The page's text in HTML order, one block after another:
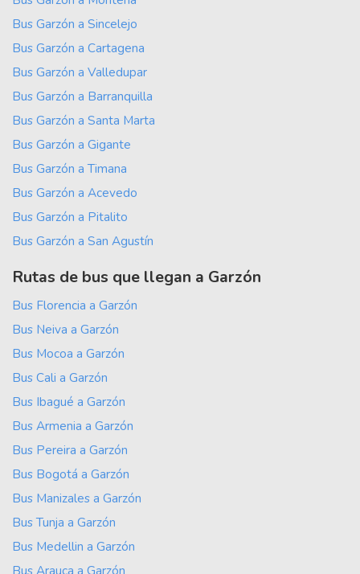
Bus Garzón a Sincelejo
Bus Garzón a Cartagena
Bus Garzón a Valledupar
Bus Garzón a Barranquilla
Bus Garzón a Santa Marta
Bus Garzón a Gigante
Bus Garzón a Timana
Bus Garzón a Acevedo
Bus Garzón a Pitalito
Bus Garzón a San Agustín
Rutas de bus que llegan a Garzón
Bus Florencia a Garzón
Bus Neiva a Garzón
Bus Mocoa a Garzón
Bus Cali a Garzón
Bus Ibagué a Garzón
Bus Armenia a Garzón
Bus Pereira a Garzón
Bus Bogotá a Garzón
Bus Manizales a Garzón
Bus Tunja a Garzón
Bus Medellin a Garzón
Bus Arauca a Garzón